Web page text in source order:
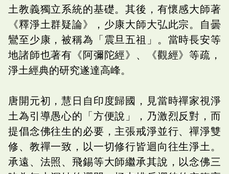
土教義獨立系統的基礎。其後，有懷感大師著
《釋淨土群疑論》，少康大師大弘此宗。自曇
鸞至少康，被稱為「震旦五祖」。當時長安等
地諸師也著有《阿彌陀經》、《觀經》等疏，
淨土經典的研究遂達高峰。
唐開元初，慧日自印度歸國，見當時禪家視淨
土為引導愚心的「方便說」，乃激烈反對，而
提倡念佛往生的必要，主張戒淨並行、禪淨雙
修、教禪一致，以一切修行皆迴向往生淨土。
承遠、法照、飛錫等大師繼承其說，以念佛三